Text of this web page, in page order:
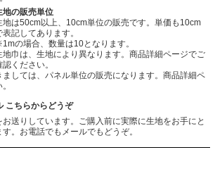
地の販売単位
地は50cm以上、10cm単位の販売です。単価も10cm
表記してあります。
の場合、数量は10となります。
地巾は、生地により異なります。商品詳細ページでご
認ください。
しては、パネル単位の販売になります。商品詳細ペ
こちらからどうぞ
送りしています。ご購入前に実際に生地をお手にと
。お電話でもメールでもどうぞ。